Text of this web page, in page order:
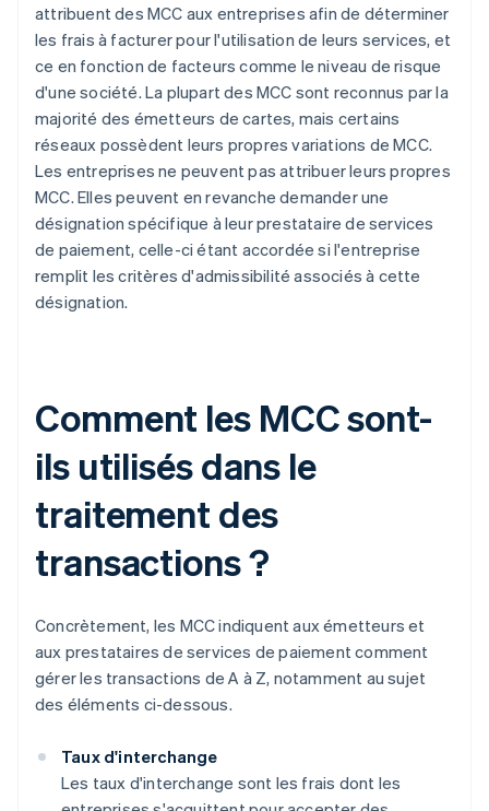
attribuent des MCC aux entreprises afin de déterminer
les frais à facturer pour l'utilisation de leurs services, et
ce en fonction de facteurs comme le niveau de risque
d'une société. La plupart des MCC sont reconnus par la
majorité des émetteurs de cartes, mais certains
réseaux possèdent leurs propres variations de MCC.
Les entreprises ne peuvent pas attribuer leurs propres
MCC. Elles peuvent en revanche demander une
désignation spécifique à leur prestataire de services
de paiement, celle-ci étant accordée si l'entreprise
remplit les critères d'admissibilité associés à cette
désignation.
Comment les MCC sont-
ils utilisés dans le
traitement des
transactions ?
Concrètement, les MCC indiquent aux émetteurs et
aux prestataires de services de paiement comment
gérer les transactions de A à Z, notamment au sujet
des éléments ci-dessous.
Taux d'interchange
Les taux d'interchange sont les frais dont les